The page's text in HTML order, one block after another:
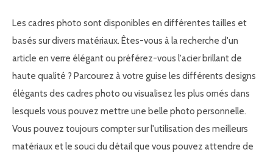
Les cadres photo sont disponibles en différentes tailles et
basés sur divers matériaux. Êtes-vous à la recherche d'un
article en verre élégant ou préférez-vous l'acier brillant de
haute qualité ? Parcourez à votre guise les différents designs
élégants des cadres photo ou visualisez les plus ornés dans
lesquels vous pouvez mettre une belle photo personnelle.
Vous pouvez toujours compter sur l'utilisation des meilleurs
matériaux et le souci du détail que vous pouvez attendre de